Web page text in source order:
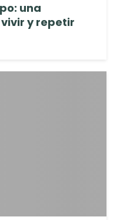
una
y repetir